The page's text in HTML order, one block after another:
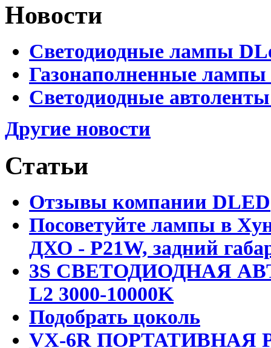
Новости
Светодиодные лампы
Газонаполненные
Светодиодные
Другие новости
Статьи
Отзывы компании DLED
Посоветуйте лампы в
ДХО - P21W, задний
3S СВЕТОДИОДНАЯ
L2 3000-10000K
Подобрать цоколь
VX-6R ПОРТАТИВНАЯ